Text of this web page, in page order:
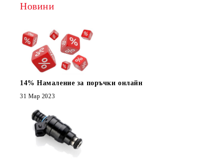
Новини
14% Намаление за поръчки онлайн
31 Мар 2023